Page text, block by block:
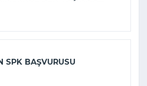
SPK BAŞVURUSU